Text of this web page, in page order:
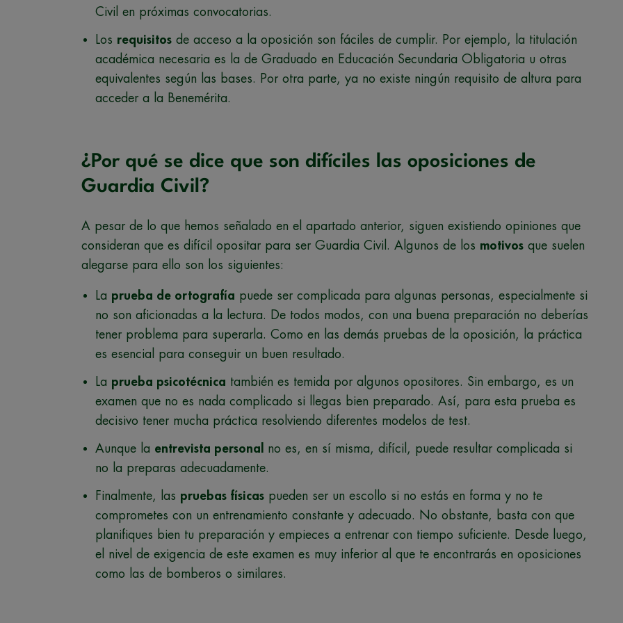
Civil en próximas convocatorias.
Los requisitos de acceso a la oposición son fáciles de cumplir. Por ejemplo, la titulación
académica necesaria es la de Graduado en Educación Secundaria Obligatoria u otras
equivalentes según las bases. Por otra parte, ya no existe ningún requisito de altura para
acceder a la Benemérita.
¿Por qué se dice que son difíciles las oposiciones de
Guardia Civil?
A pesar de lo que hemos señalado en el apartado anterior, siguen existiendo opiniones que
consideran que es difícil opositar para ser Guardia Civil. Algunos de los motivos que suelen
alegarse para ello son los siguientes:
La prueba de ortografía puede ser complicada para algunas personas, especialmente si
no son aficionadas a la lectura. De todos modos, con una buena preparación no deberías
tener problema para superarla. Como en las demás pruebas de la oposición, la práctica
es esencial para conseguir un buen resultado.
La prueba psicotécnica también es temida por algunos opositores. Sin embargo, es un
examen que no es nada complicado si llegas bien preparado. Así, para esta prueba es
decisivo tener mucha práctica resolviendo diferentes modelos de test.
Aunque la entrevista personal
no es, en sí misma, difícil, puede resultar complicada si
no la preparas adecuadamente.
Finalmente, las pruebas físicas pueden ser un escollo si no estás en forma y no te
comprometes con un entrenamiento constante y adecuado. No obstante, basta con que
planifiques bien tu preparación y empieces a entrenar con tiempo suficiente. Desde luego,
el nivel de exigencia de este examen es muy inferior al que te encontrarás en oposiciones
como las de bomberos o similares.